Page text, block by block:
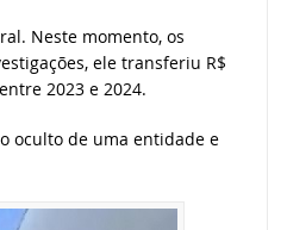
Neste momento, os
ele transferiu R$
2023 e 2024.
oculto de uma entidade e